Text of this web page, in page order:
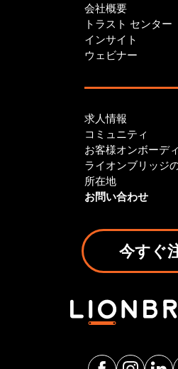
会社概要
トラスト センター
インサイト
ウェビナー
求人情報
コミュニティ
お客様オンボーデ
ライオンブリッジ
所在地
お問い合わせ
今すぐ